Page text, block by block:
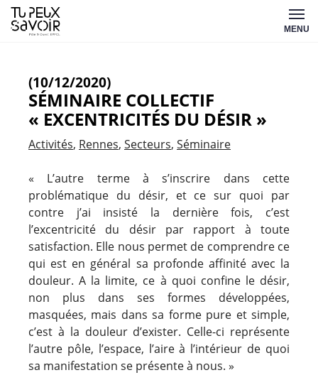
Aller
au
MENU
(10/12/2020)
SÉMINAIRE COLLECTIF
« EXCENTRICITÉS DU DÉSIR »
Activités Rennes Secteurs Séminaire
« L’autre terme à s’inscrire dans cette
problématique du désir, et ce sur quoi par
contre j’ai insisté la dernière fois, c’est
l’excentricité du désir par rapport à toute
satisfaction. Elle nous permet de comprendre ce
qui est en général sa profonde affinité avec la
douleur. A la limite, ce à quoi confine le désir,
non plus dans ses formes développées,
masquées, mais dans sa forme pure et simple,
c’est à la douleur d’exister. Celle-ci représente
l’autre pôle, l’espace, l’aire à l’intérieur de quoi
sa manifestation se présente à nous. »